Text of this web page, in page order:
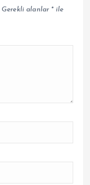
Gerekli alanlar *ile